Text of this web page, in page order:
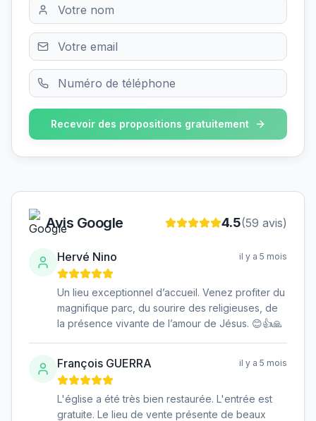
Recevoir des propositions gratuitement
Avis Google 4.5(59 avis)
Hervé Nino il y a 5 mois
Un lieu exceptionnel d’accueil. Venez profiter du
magnifique parc, du sourire des religieuses, de
la présence vivante de l’amour de Jésus. 😊👍🙏
François GUERRA il y a 5 mois
L'église a été très bien restaurée. L'entrée est
gratuite. Le lieu de vente présente de beaux